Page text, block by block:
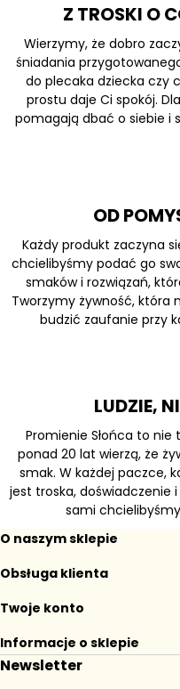
Z TROSKI O
Wierzymy, że dobro
śniadania
do plecaka dziecka czy
prostu daje Ci spokój.
pomagają dbać o siebie i
OD
Każdy produkt zaczyna
chcielibyśmy podać go
smaków i rozwiązań,
Tworzymy żywność, która
budzić zaufanie przy
LUDZIE,
Promienie Słońca to nie
ponad 20 lat wierzą, że
smak. W każdej paczce,
jest troska,
sami
O naszym sklepie
Obsługa klienta
Twoje konto
Informacje o sklepie
Newsletter